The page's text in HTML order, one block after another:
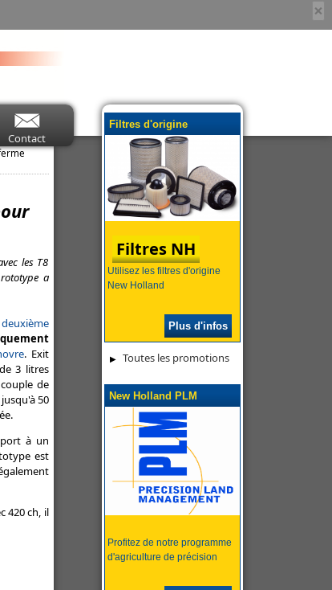
×
Contact
les T8
a
deuxième
. Exit
3 litres
de
50
à un
est
420 ch, il
Filtres d'origine
Utilisez les filtres d'origine
New Holland
Filtres NH
Plus d'infos
Toutes les promotions
New Holland PLM
Profitez de notre programme
d'agriculture de précision